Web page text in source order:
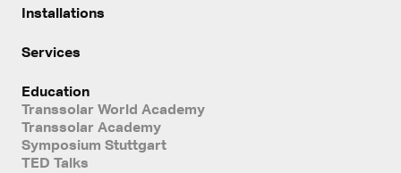
Installations
Services
Education
Transsolar World Academy
Transsolar Academy
Symposium Stuttgart
TED Talks